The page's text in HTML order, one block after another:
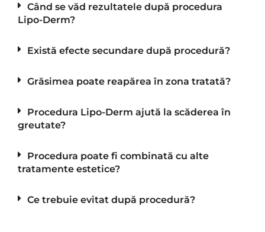
Când se văd rezultatele după procedura
Lipo-Derm?
Există efecte secundare după procedură?
Grăsimea poate reapărea în zona tratată?
Procedura Lipo-Derm ajută la scăderea în
greutate?
Procedura poate fi combinată cu alte
tratamente estetice?
Ce trebuie evitat după procedură?